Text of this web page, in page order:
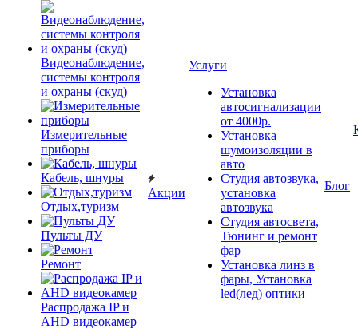
Видеонаблюдение,
системы контроля
и охраны (скуд)
Измерительные
приборы
Кабель, шнуры
Отдых,туризм
Пульты ДУ
Ремонт
Распродажа IP и
AHD видеокамер
Акции
Услуги
Установка
автосигнализации
от 4000р.
Установка
шумоизоляции в
авто
Студия автозвука,
установка
автозвука
Студия автосвета,
Тюнинг и ремонт
фар
Установка линз в
фары, Установка
led(лед) оптики
Блог